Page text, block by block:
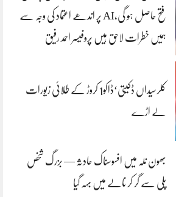
فتح حاصل ہو گی،AI پر اندھے اعتماد کی وجہ سے
ہمیں خطرات لاحق ہیں پروفیسر احمد رفیق
کلرسیداں ڈکیتی‘ڈاکو1 کروڑ کے طلائی زیورات
لے اڑے
بھون نلہ میں افسوسناک حادثہ — بزرگ شخص
پلی سے گر کر نالے میں بہہ گیا